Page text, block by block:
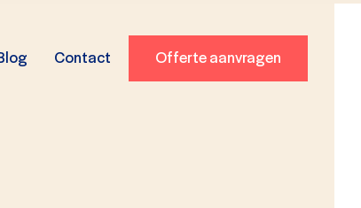
Contact Offerte aanvragen